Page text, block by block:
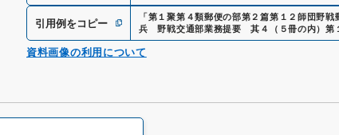
引用例をコピー 「第１聚第４類郵便の部第２篇第１２師団野戦
兵 野戦交通部業務提要 其４（５冊の内）
資料画像の利用について